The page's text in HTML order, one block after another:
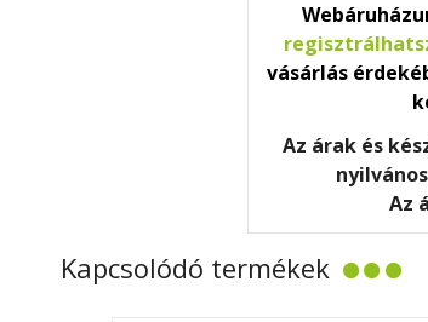
vásárlás
Az árak és
Az
Kapcsolódó termékek